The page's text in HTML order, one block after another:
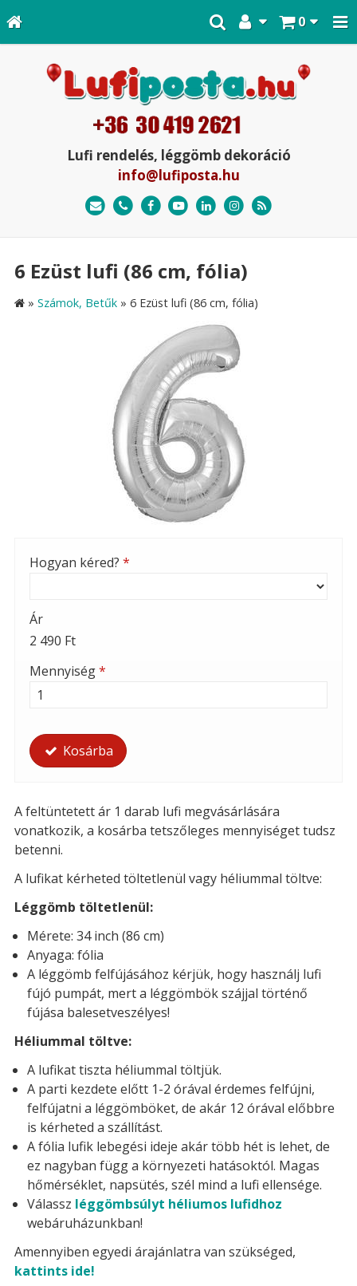
0
Lufi rendelés, léggömb dekoráció
info@lufiposta.hu
6 Ezüst lufi (86 cm, fólia)
» Számok, Betűk » 6 Ezüst lufi (86 cm, fólia)
Hogyan kéred? *
Ár
2 490 Ft
Mennyiség*
Kosárba
A feltüntetett ár 1 darab lufi megvásárlására
vonatkozik, a kosárba tetszőleges mennyiséget tudsz
betenni.
A lufikat kérheted töltetlenül vagy héliummal töltve:
Léggömb töltetlenül:
Mérete: 34 inch (86 cm)
Anyaga: fólia
A léggömb felfújásához kérjük, hogy használj lufi
fújó pumpát, mert a léggömbök szájjal történő
fújása balesetveszélyes!
Héliummal töltve:
A lufikat tiszta héliummal töltjük.
A parti kezdete előtt 1-2 órával érdemes felfújni,
felfújatni a léggömböket, de akár 12 órával előbbre
is kérheted a szállítást.
A fólia lufik lebegési ideje akár több hét is lehet, de
ez nagyban függ a környezeti hatásoktól. Magas
hőmérséklet, napsütés, szél mind a lufi ellensége.
Válassz léggömbsúlyt héliumos lufidhoz
webáruházunkban!
Amennyiben egyedi árajánlatra van szükséged,
kattints ide!